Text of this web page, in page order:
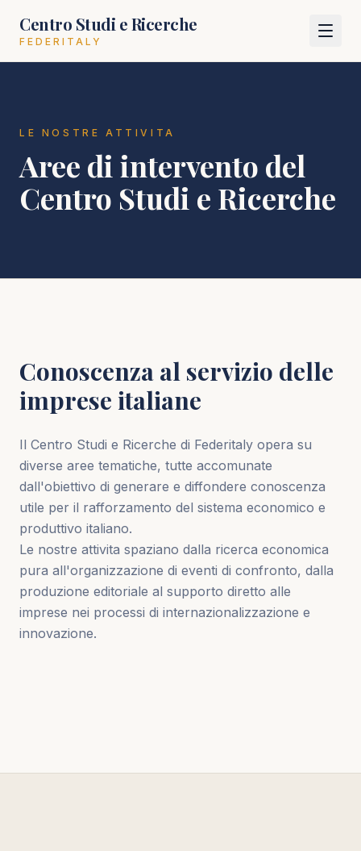
Centro Studi e Ricerche
FEDERITALY
LE NOSTRE ATTIVITA
Aree di intervento del
Centro Studi e Ricerche
Conoscenza al servizio delle
imprese italiane
Il Centro Studi e Ricerche di Federitaly opera su
diverse aree tematiche, tutte accomunate
dall'obiettivo di generare e diffondere conoscenza
utile per il rafforzamento del sistema economico e
produttivo italiano.
Le nostre attivita spaziano dalla ricerca economica
pura all'organizzazione di eventi di confronto, dalla
produzione editoriale al supporto diretto alle
imprese nei processi di internazionalizzazione e
innovazione.